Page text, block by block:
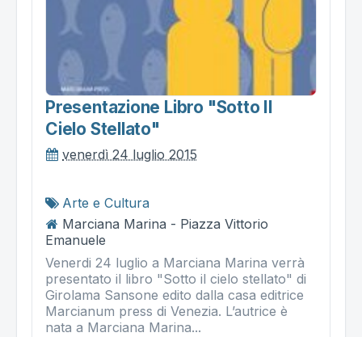
Presentazione Libro "sotto Il
Cielo Stellato"
venerdì 24 luglio 2015
Arte e Cultura
Marciana Marina - Piazza Vittorio
Emanuele
Venerdi 24 luglio a Marciana Marina verrà
presentato il libro "Sotto il cielo stellato" di
Girolama Sansone edito dalla casa editrice
Marcianum press di Venezia. L’autrice è
nata a Marciana Marina...